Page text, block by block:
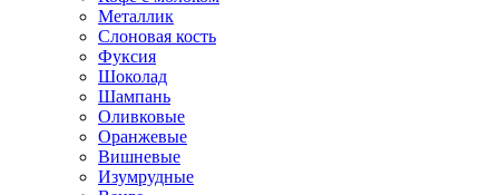
Металлик
Слоновая кость
Фуксия
Шоколад
Шампань
Оливковые
Оранжевые
Вишневые
Изумрудные